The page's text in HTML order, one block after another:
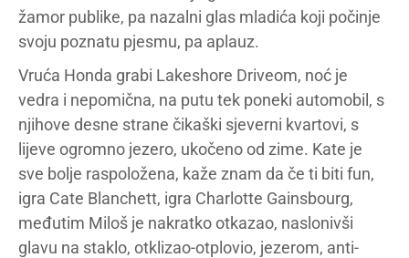
žamor publike, pa nazalni glas mladića koji počinje
svoju poznatu pjesmu, pa aplauz.
Vruća Honda grabi Lakeshore Driveom, noć je
vedra i nepomična, na putu tek poneki automobil, s
njihove desne strane čikaški sjeverni kvartovi, s
lijeve ogromno jezero, ukočeno od zime. Kate je
sve bolje raspoložena, kaže znam da če ti biti fun,
igra Cate Blanchett, igra Charlotte Gainsbourg,
međutim Miloš je nakratko otkazao, naslonivši
glavu na staklo, otklizao-otplovio, jezerom, anti-